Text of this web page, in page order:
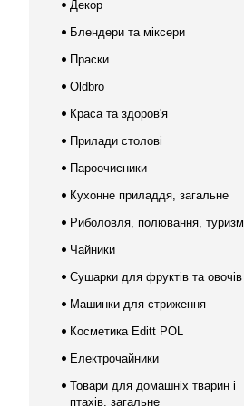
Декор
Блендери та міксери
Праски
Oldbro
Краса та здоров'я
Прилади столові
Пароочисники
Кухонне приладдя, загальне
Риболовля, полювання, туризм
Чайники
Сушарки для фруктів та овочів
Машинки для стриження
Косметика Editt POL
Електрочайники
Товари для домашніх тварин і
птахів, загальне